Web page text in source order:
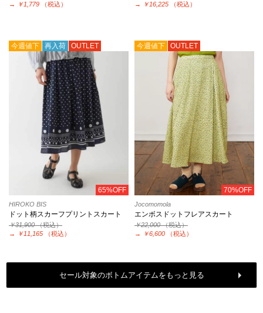
→
￥1,779 （税込）
→
￥16,225 （税込）
今週値下 再入荷 OUTLET
65%OFF
HIROKO BIS
ドット柄スカーフプリントスカート
￥31,900（税込）
→
￥11,165 （税込）
今週値下 OUTLET
70%OFF
Jocomomola
エンボスドットフレアスカート
￥22,000（税込）
→
￥6,600 （税込）
セール対象のボトムアイテムをもっと見る